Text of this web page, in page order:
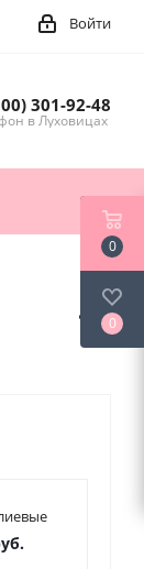
Войти
301-92-48
в Луховицах
0
0